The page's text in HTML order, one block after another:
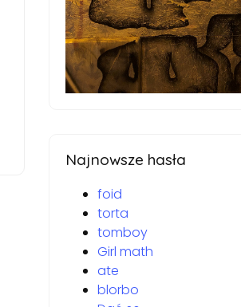
Najnowsze hasła
foid
torta
tomboy
Girl math
ate
blorbo